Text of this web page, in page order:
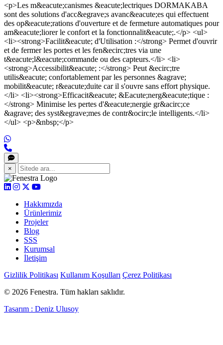
<p>Les m&eacute;canismes &eacute;lectriques DORMAKABA
sont des solutions d'acc&egrave;s avanc&eacute;es qui effectuent
des op&eacute;rations d'ouverture et de fermeture automatiques pour
am&eacute;liorer le confort et la fonctionnalit&eacute;.</p> <ul>
<li><strong>Facilit&eacute; d'Utilisation :</strong> Permet d'ouvrir
et de fermer les portes et les fen&ecirc;tres via une
t&eacute;l&eacute;commande ou des capteurs.</li> <li>
<strong>Accessibilit&eacute; :</strong> Peut &ecirc;tre
utilis&eacute; confortablement par les personnes &agrave;
mobilit&eacute; r&eacute;duite car il s'ouvre sans effort physique.
</li> <li><strong>Efficacit&eacute; &Eacute;nerg&eacute;tique :
</strong> Minimise les pertes d'&eacute;nergie gr&acirc;ce
&agrave; des syst&egrave;mes de contr&ocirc;le intelligents.</li>
</ul> <p>&nbsp;</p>
×
Hakkımızda
Ürünlerimiz
Projeler
Blog
SSS
Kurumsal
İletişim
Gizlilik Politikası Kullanım Koşulları Çerez Politikası
© 2026 Fenestra. Tüm hakları saklıdır.
Tasarım : Deniz Ulusoy